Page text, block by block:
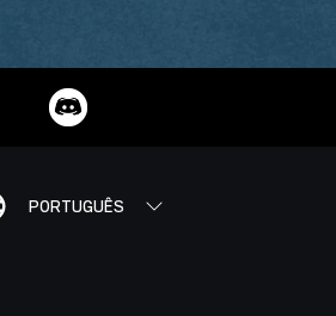
PORTUGUÊS